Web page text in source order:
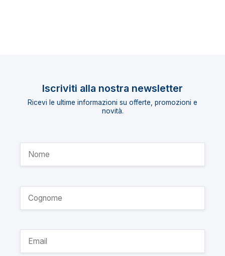
Iscriviti alla nostra newsletter
Ricevi le ultime informazioni su offerte, promozioni e
novità.